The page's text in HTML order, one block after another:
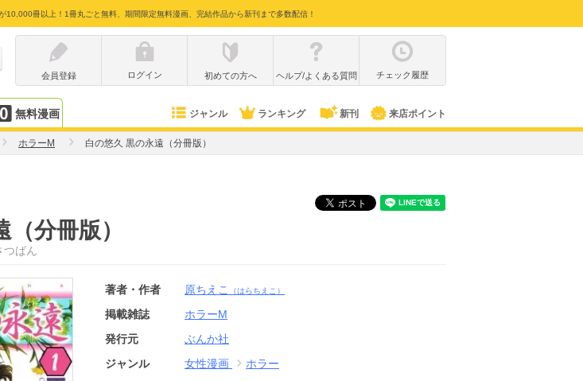
10,000冊以上！1冊丸ごと無料、期間限定無料漫画、完結作品から新刊まで多数配信！
会員登録
ログイン 初めての方へ ヘルプ/よくある質問 チェック履歴
無料漫画 ジャンル ランキング 新刊 来店ポイント
ホラーM 白の悠久 黒の永遠（分冊版）
分冊版）
つばん
著者・作者 原ちえこ （はらちえこ）
掲載雑誌
ホラーM
発行元
ぶんか社
ジャンル
女性漫画
ホラー